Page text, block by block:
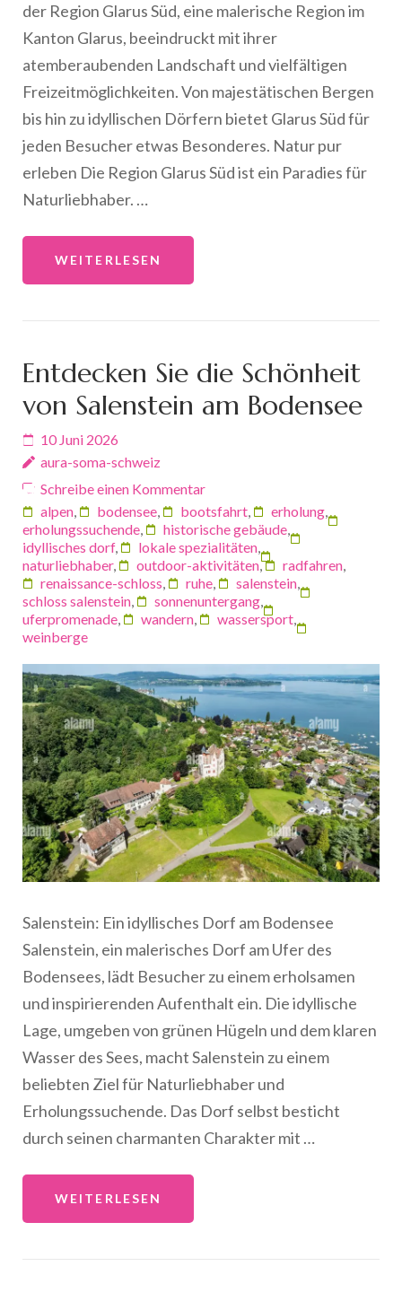
der Region Glarus Süd, eine malerische Region im
Kanton Glarus, beeindruckt mit ihrer
atemberaubenden Landschaft und vielfältigen
Freizeitmöglichkeiten. Von majestätischen Bergen
bis hin zu idyllischen Dörfern bietet Glarus Süd für
jeden Besucher etwas Besonderes. Natur pur
erleben Die Region Glarus Süd ist ein Paradies für
Naturliebhaber. …
WEITERLESEN
Entdecken Sie die Schönheit
von Salenstein am Bodensee
10 Juni 2026
aura-soma-schweiz
Schreibe einen Kommentar
alpen, bodensee, bootsfahrt, erholung,
erholungssuchende, historische gebäude,
idyllisches dorf, lokale spezialitäten,
naturliebhaber, outdoor-aktivitäten, radfahren,
renaissance-schloss, ruhe, salenstein,
schloss salenstein, sonnenuntergang,
uferpromenade, wandern, wassersport,
weinberge
Salenstein: Ein idyllisches Dorf am Bodensee
Salenstein, ein malerisches Dorf am Ufer des
Bodensees, lädt Besucher zu einem erholsamen
und inspirierenden Aufenthalt ein. Die idyllische
Lage, umgeben von grünen Hügeln und dem klaren
Wasser des Sees, macht Salenstein zu einem
beliebten Ziel für Naturliebhaber und
Erholungssuchende. Das Dorf selbst besticht
durch seinen charmanten Charakter mit …
WEITERLESEN